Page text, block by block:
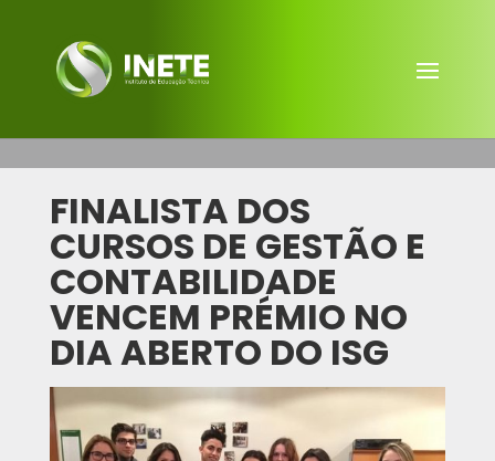
FINALISTA DOS
CURSOS DE GESTÃO E
CONTABILIDADE
VENCEM PRÉMIO NO
DIA ABERTO DO ISG